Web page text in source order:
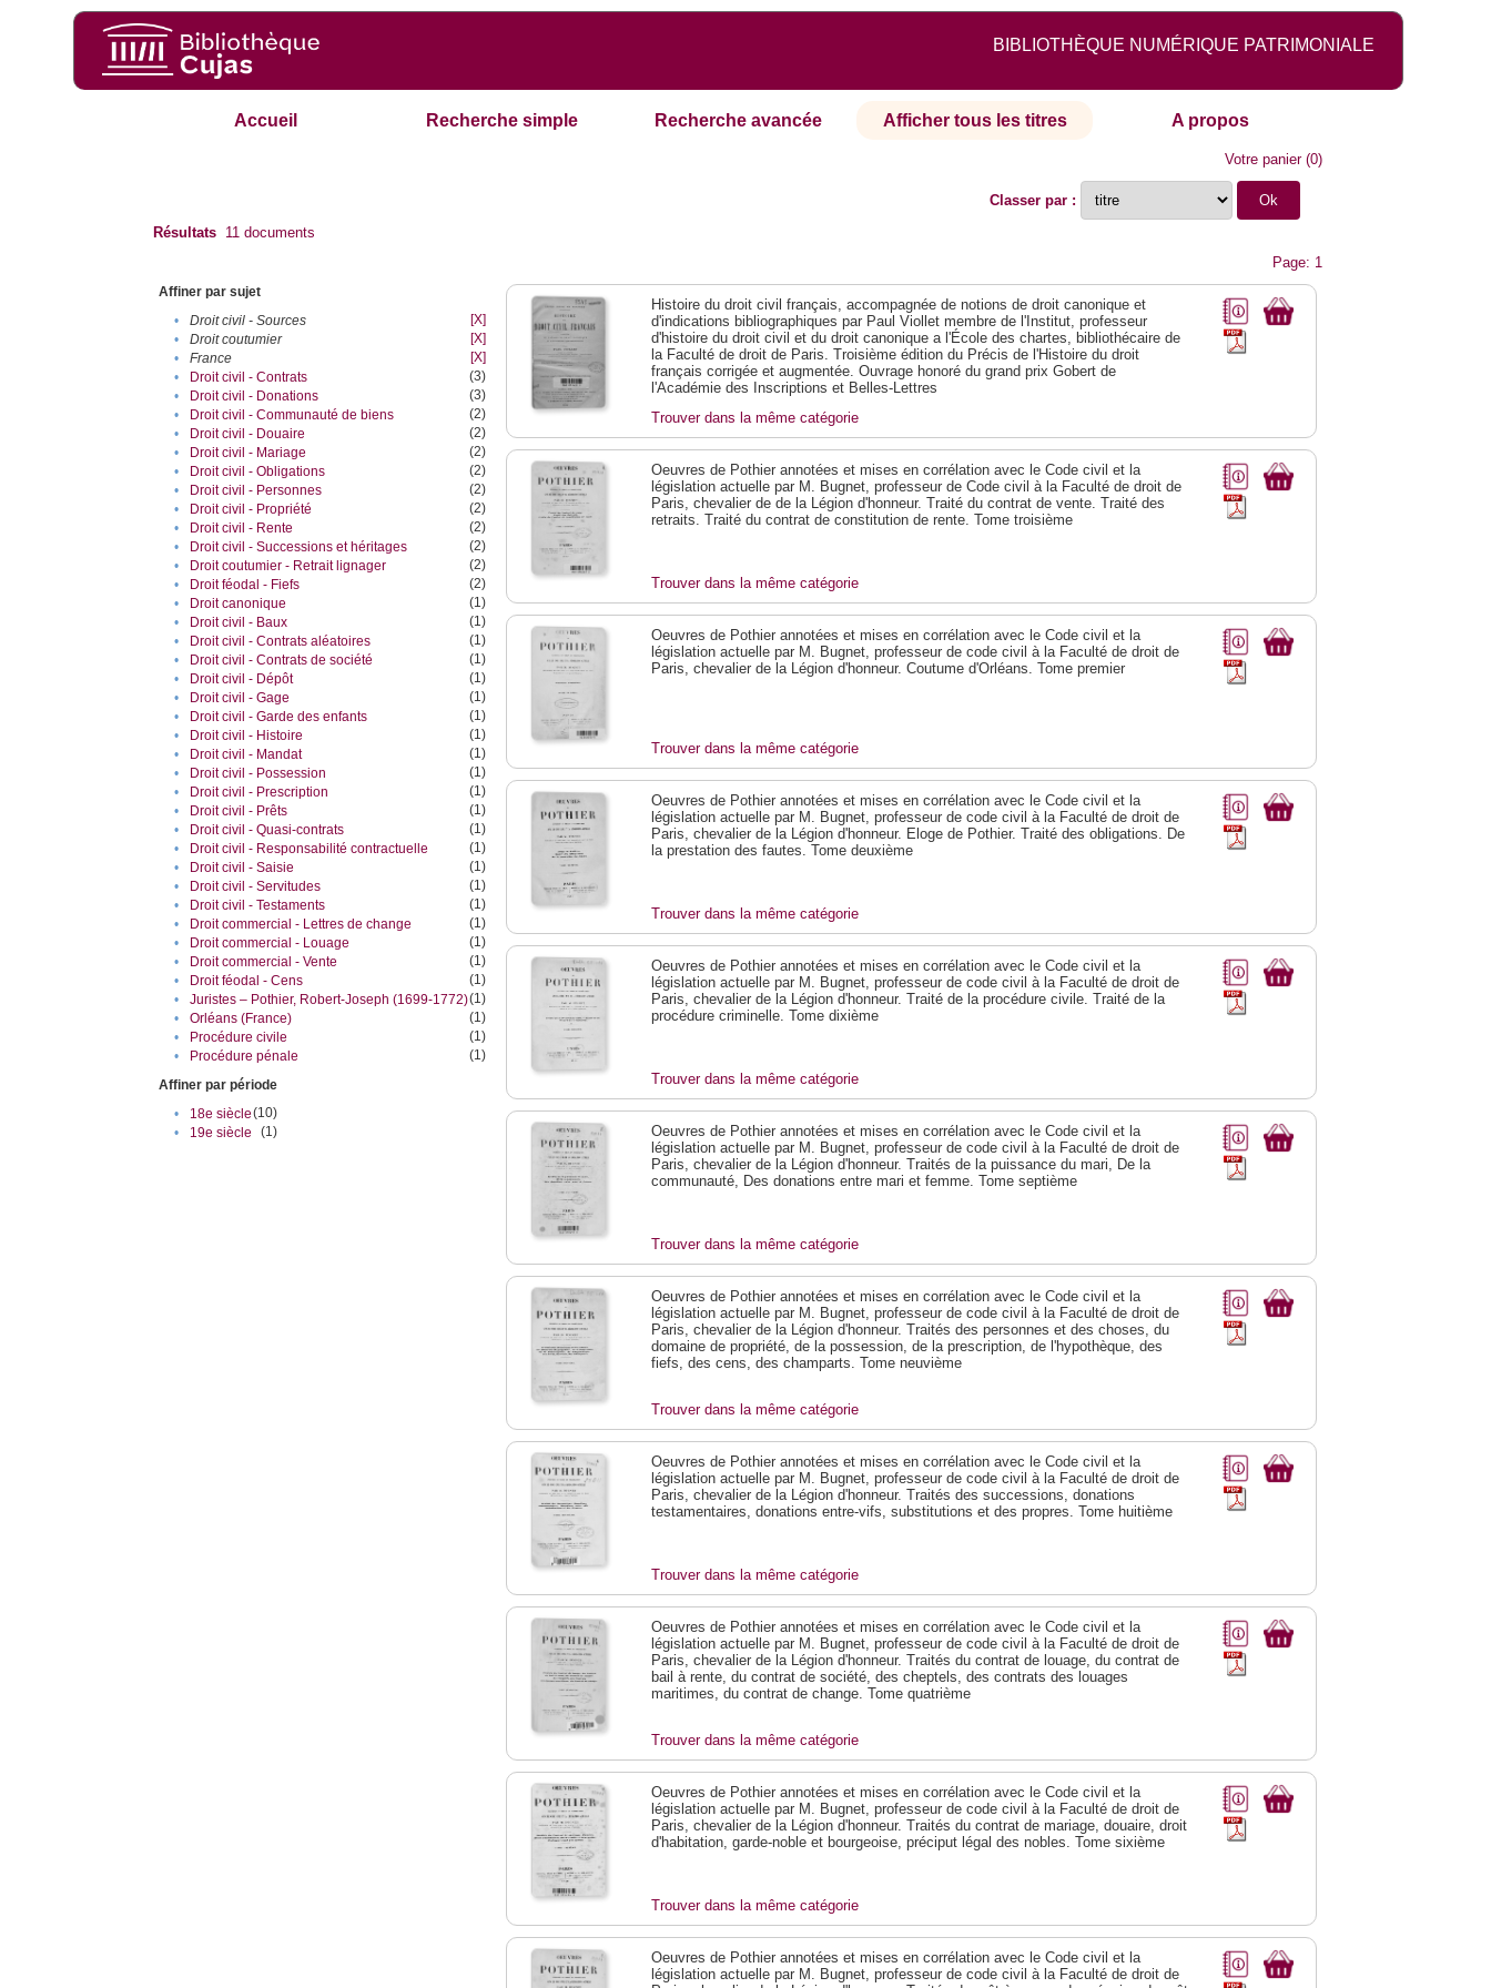
BIBLIOTHÈQUE NUMÉRIQUE PATRIMONIALE
Accueil Recherche simple Recherche avancée Afficher tous les titres A propos
Votre panier(0)
Classer par :
Résultats 11 documents
Page: 1
Affiner par sujet
•
Droit civil - Sources
[X]
•
Droit coutumier
[X]
•
France
[X]
•
Droit civil - Contrats
(3)
•
Droit civil - Donations
(3)
•
Droit civil - Communauté de biens
(2)
•
Droit civil - Douaire
(2)
•
Droit civil - Mariage
(2)
•
Droit civil - Obligations
(2)
•
Droit civil - Personnes
(2)
•
Droit civil - Propriété
(2)
•
Droit civil - Rente
(2)
•
Droit civil - Successions et héritages
(2)
•
Droit coutumier - Retrait lignager
(2)
•
Droit féodal - Fiefs
(2)
•
Droit canonique
(1)
•
Droit civil - Baux
(1)
•
Droit civil - Contrats aléatoires
(1)
•
Droit civil - Contrats de société
(1)
•
Droit civil - Dépôt
(1)
•
Droit civil - Gage
(1)
•
Droit civil - Garde des enfants
(1)
•
Droit civil - Histoire
(1)
•
Droit civil - Mandat
(1)
•
Droit civil - Possession
(1)
•
Droit civil - Prescription
(1)
•
Droit civil - Prêts
(1)
•
Droit civil - Quasi-contrats
(1)
•
Droit civil - Responsabilité contractuelle
(1)
•
Droit civil - Saisie
(1)
•
Droit civil - Servitudes
(1)
•
Droit civil - Testaments
(1)
•
Droit commercial - Lettres de change
(1)
•
Droit commercial - Louage
(1)
•
Droit commercial - Vente
(1)
•
Droit féodal - Cens
(1)
•
Juristes – Pothier, Robert-Joseph (1699-1772)(1)
•
Orléans (France)
(1)
•
Procédure civile
(1)
•
Procédure pénale
(1)
Affiner par période
•
18e siècle(10)
•
19e siècle (1)
Histoire du droit civil français, accompagnée de notions de droit canonique et
d'indications bibliographiques par Paul Viollet membre de l'Institut, professeur
d'histoire du droit civil et du droit canonique a l'École des chartes, bibliothécaire de
la Faculté de droit de Paris. Troisième édition du Précis de l'Histoire du droit
français corrigée et augmentée. Ouvrage honoré du grand prix Gobert de
l'Académie des Inscriptions et Belles-Lettres
Trouver dans la même catégorie
Oeuvres de Pothier annotées et mises en corrélation avec le Code civil et la
législation actuelle par M. Bugnet, professeur de Code civil à la Faculté de droit de
Paris, chevalier de de la Légion d'honneur. Traité du contrat de vente. Traité des
retraits. Traité du contrat de constitution de rente. Tome troisième
Trouver dans la même catégorie
Oeuvres de Pothier annotées et mises en corrélation avec le Code civil et la
législation actuelle par M. Bugnet, professeur de code civil à la Faculté de droit de
Paris, chevalier de la Légion d'honneur. Coutume d'Orléans. Tome premier
Trouver dans la même catégorie
Oeuvres de Pothier annotées et mises en corrélation avec le Code civil et la
législation actuelle par M. Bugnet, professeur de code civil à la Faculté de droit de
Paris, chevalier de la Légion d'honneur. Eloge de Pothier. Traité des obligations. De
la prestation des fautes. Tome deuxième
Trouver dans la même catégorie
Oeuvres de Pothier annotées et mises en corrélation avec le Code civil et la
législation actuelle par M. Bugnet, professeur de code civil à la Faculté de droit de
Paris, chevalier de la Légion d'honneur. Traité de la procédure civile. Traité de la
procédure criminelle. Tome dixième
Trouver dans la même catégorie
Oeuvres de Pothier annotées et mises en corrélation avec le Code civil et la
législation actuelle par M. Bugnet, professeur de code civil à la Faculté de droit de
Paris, chevalier de la Légion d'honneur. Traités de la puissance du mari, De la
communauté, Des donations entre mari et femme. Tome septième
Trouver dans la même catégorie
Oeuvres de Pothier annotées et mises en corrélation avec le Code civil et la
législation actuelle par M. Bugnet, professeur de code civil à la Faculté de droit de
Paris, chevalier de la Légion d'honneur. Traités des personnes et des choses, du
domaine de propriété, de la possession, de la prescription, de l'hypothèque, des
fiefs, des cens, des champarts. Tome neuvième
Trouver dans la même catégorie
Oeuvres de Pothier annotées et mises en corrélation avec le Code civil et la
législation actuelle par M. Bugnet, professeur de code civil à la Faculté de droit de
Paris, chevalier de la Légion d'honneur. Traités des successions, donations
testamentaires, donations entre-vifs, substitutions et des propres. Tome huitième
Trouver dans la même catégorie
Oeuvres de Pothier annotées et mises en corrélation avec le Code civil et la
législation actuelle par M. Bugnet, professeur de code civil à la Faculté de droit de
Paris, chevalier de la Légion d'honneur. Traités du contrat de louage, du contrat de
bail à rente, du contrat de société, des cheptels, des contrats des louages
maritimes, du contrat de change. Tome quatrième
Trouver dans la même catégorie
Oeuvres de Pothier annotées et mises en corrélation avec le Code civil et la
législation actuelle par M. Bugnet, professeur de code civil à la Faculté de droit de
Paris, chevalier de la Légion d'honneur. Traités du contrat de mariage, douaire, droit
d'habitation, garde-noble et bourgeoise, préciput légal des nobles. Tome sixième
Trouver dans la même catégorie
Oeuvres de Pothier annotées et mises en corrélation avec le Code civil et la
législation actuelle par M. Bugnet, professeur de code civil à la Faculté de droit de